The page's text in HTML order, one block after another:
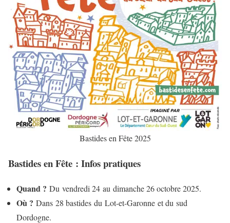
Bastides en Fête 2025
Bastides en Fête : Infos pratiques
Quand ? Du vendredi 24 au dimanche 26 octobre 2025.
Où ? Dans 28 bastides du Lot-et-Garonne et du sud
Dordogne.